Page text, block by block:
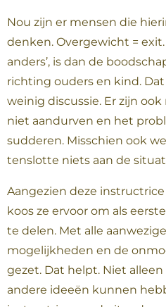
Nou zijn er mensen die
denken. Overgewicht = exit.
anders’, is dan de
richting ouders en kind.
weinig discussie. Er zijn
niet aandurven en het
sudderen. Misschien ook
tenslotte niets aan de
Aangezien deze
koos ze ervoor om als
te delen. Met alle
mogelijkheden en de
gezet. Dat helpt. Niet
andere ideeën kunnen